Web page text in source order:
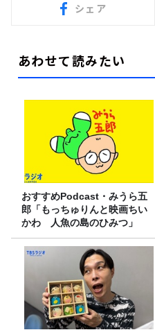
シェア
あわせて読みたい
おすすめPodcast・みうら五
郎「もっちゅりんと映画ちい
かわ 人魚の島のひみつ」